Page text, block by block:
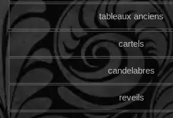
tableaux anciens
cartels
candelabres
reveils